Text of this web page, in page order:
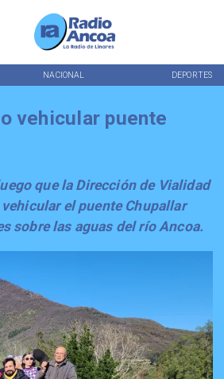
NACIONAL DEPORTES
vehicular puente
que la Dirección de Vialidad
el puente Chupallar
sobre las aguas del río Ancoa.